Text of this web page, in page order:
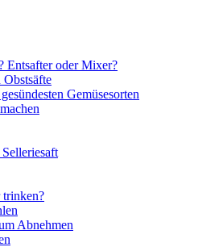
Entsafter oder Mixer?
Obstsäfte
Gemüsesorten
trinken?
Abnehmen